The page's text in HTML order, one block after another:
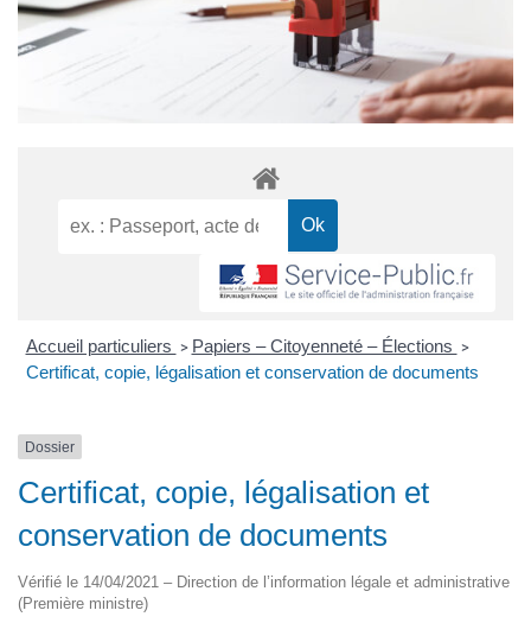
Accueil particuliers > Papiers – Citoyenneté – Élections >
Certificat, copie, légalisation et conservation de documents
Dossier
Certificat, copie, légalisation et
conservation de documents
Vérifié le 14/04/2021 – Direction de l’information légale et administrative
(Première ministre)